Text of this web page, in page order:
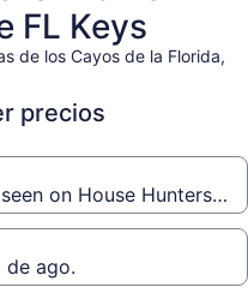
FL Keys
de los Cayos de la Florida,
precios
on House Hunters-
de ago.